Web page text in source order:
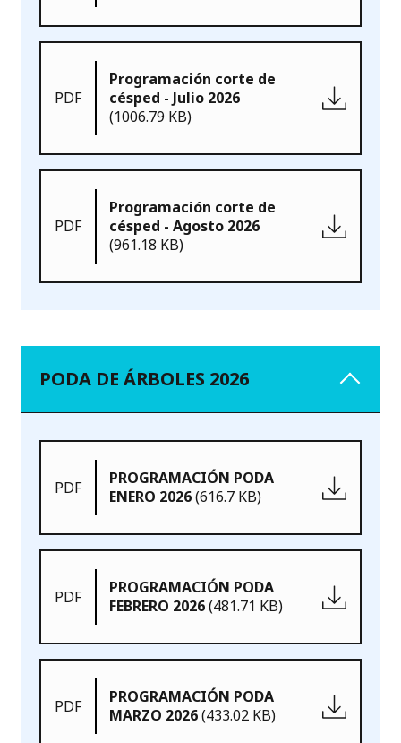
PDF
Programación corte de
césped - Julio 2026
(1006.79 KB)
PDF
Programación corte de
césped - Agosto 2026
(961.18 KB)
PODA DE ÁRBOLES 2026
PDF
PROGRAMACIÓN PODA
ENERO 2026(616.7 KB)
PDF
PROGRAMACIÓN PODA
FEBRERO 2026(481.71 KB)
PDF
PROGRAMACIÓN PODA
MARZO 2026(433.02 KB)